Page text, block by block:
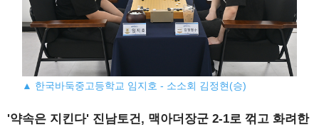
▲ 한국바둑중고등학교 임지호 - 소소회 김정현(승)
'약속은 지킨다' 진남토건, 맥아더장군 2-1로 꺾고 화려한